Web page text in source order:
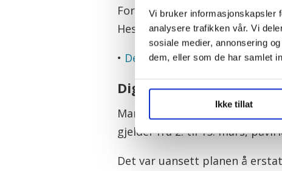
Vi bruker informasjonskapsler
analysere trafikken vår. Vi
sosiale medier, annonsering
dem, eller som de har samlet
Ikke tillat
Foruten det digitale
Hessen Følsvik i LO skal
• Dette er Norges ti mektigste
Digitalt også i Oslo
Markeringen av 8. mars i Oslo
gjelder fra 2. til 15. mars,
Det var uansett planen å